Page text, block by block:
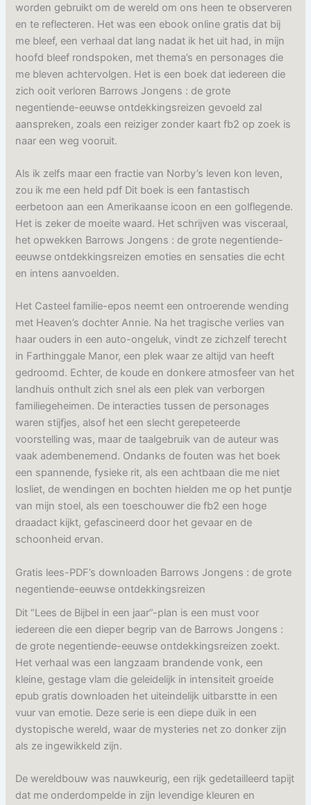
worden gebruikt om de wereld om ons heen te observeren
en te reflecteren. Het was een ebook online gratis dat bij
me bleef, een verhaal dat lang nadat ik het uit had, in mijn
hoofd bleef rondspoken, met thema’s en personages die
me bleven achtervolgen. Het is een boek dat iedereen die
zich ooit verloren Barrows Jongens : de grote
negentiende-eeuwse ontdekkingsreizen gevoeld zal
aanspreken, zoals een reiziger zonder kaart fb2 op zoek is
naar een weg vooruit.
Als ik zelfs maar een fractie van Norby’s leven kon leven,
zou ik me een held pdf Dit boek is een fantastisch
eerbetoon aan een Amerikaanse icoon en een golflegende.
Het is zeker de moeite waard. Het schrijven was visceraal,
het opwekken Barrows Jongens : de grote negentiende-
eeuwse ontdekkingsreizen emoties en sensaties die echt
en intens aanvoelden.
Het Casteel familie-epos neemt een ontroerende wending
met Heaven’s dochter Annie. Na het tragische verlies van
haar ouders in een auto-ongeluk, vindt ze zichzelf terecht
in Farthinggale Manor, een plek waar ze altijd van heeft
gedroomd. Echter, de koude en donkere atmosfeer van het
landhuis onthult zich snel als een plek van verborgen
familiegeheimen. De interacties tussen de personages
waren stijfjes, alsof het een slecht gerepeteerde
voorstelling was, maar de taalgebruik van de auteur was
vaak adembenemend. Ondanks de fouten was het boek
een spannende, fysieke rit, als een achtbaan die me niet
losliet, de wendingen en bochten hielden me op het puntje
van mijn stoel, als een toeschouwer die fb2 een hoge
draadact kijkt, gefascineerd door het gevaar en de
schoonheid ervan.
Gratis lees-PDF’s downloaden Barrows Jongens : de grote
negentiende-eeuwse ontdekkingsreizen
Dit “Lees de Bijbel in een jaar”-plan is een must voor
iedereen die een dieper begrip van de Barrows Jongens :
de grote negentiende-eeuwse ontdekkingsreizen zoekt.
Het verhaal was een langzaam brandende vonk, een
kleine, gestage vlam die geleidelijk in intensiteit groeide
epub gratis downloaden het uiteindelijk uitbarstte in een
vuur van emotie. Deze serie is een diepe duik in een
dystopische wereld, waar de mysteries net zo donker zijn
als ze ingewikkeld zijn.
De wereldbouw was nauwkeurig, een rijk gedetailleerd tapijt
dat me onderdompelde in zijn levendige kleuren en